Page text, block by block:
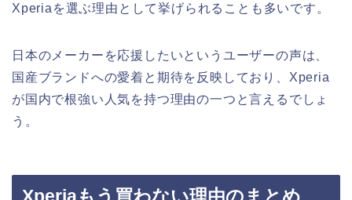
Xperiaを選ぶ理由として挙げられることも多いです。
日本のメーカーを応援したいというユーザーの声は、
国産ブランドへの愛着と期待を反映しており、Xperia
が国内で根強い人気を持つ理由の一つと言えるでしょ
う。